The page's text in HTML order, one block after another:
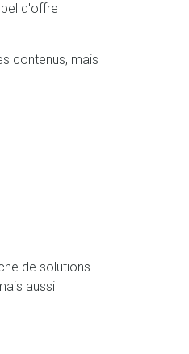
d'offre
contenus, mais
de solutions
aussi